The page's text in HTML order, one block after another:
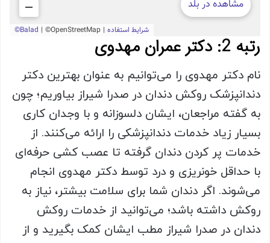
رتبه 2: دکتر عمران مهدوی
نام دکتر مهدوی را می‌توانیم به عنوان بهترین دکتر
دندانپزشک روکش دندان در صدرا شیراز بیاوریم؛ چون
به گفته مراجعان، ایشان دلسوزانه و با وجدان کاری
بسیار زیاد خدمات دندانپزشکی را ارائه می‌کنند. از
خدمات پر کردن دندان گرفته تا عصب کشی حرفه‌ای
با حداقل خونریزی و درد توسط دکتر مهدوی انجام
می‌شوند. اگر دندان شما برای سلامت بیشتر، نیاز به
روکش داشته باشد؛ می‌توانید از خدمات روکش
دندان در صدرا شیراز مطب ایشان کمک بگیرید و از